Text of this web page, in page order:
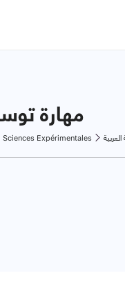
مهارة
Sciences Expérimentales